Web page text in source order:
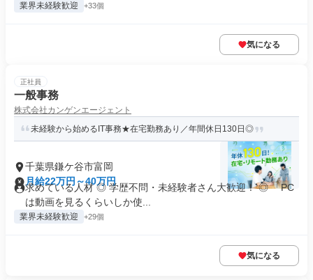
業界未経験歓迎 +33個
気になる
正社員
一般事務
株式会社カンゲンエージェント
未経験から始めるIT事務★在宅勤務あり／年間休日130日◎
千葉県鎌ケ谷市富岡
月給22万円～40万円
求めている人材 ◎ 学歴不問・未経験者さん大歓迎！ ◎ 「PC
は動画を見るくらいしか使...
業界未経験歓迎 +29個
気になる